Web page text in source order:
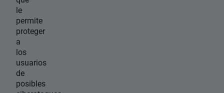
le
permite
proteger
a
los
usuarios
de
posibles